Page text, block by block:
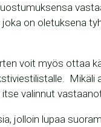
joka on oletuksena
voit myös ottaa
Mikäli
valinnut
jolloin lupaa